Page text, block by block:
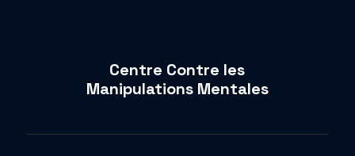
Centre Contre les
Manipulations Mentales